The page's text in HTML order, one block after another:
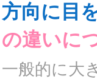
方向に目
の違いに
一般的に大